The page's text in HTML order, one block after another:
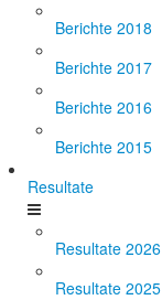
Berichte 2018
Berichte 2017
Berichte 2016
Berichte 2015
Resultate
Resultate 2026
Resultate 2025